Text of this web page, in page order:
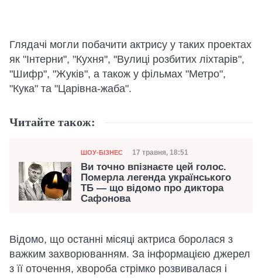
Глядачі могли побачити актрису у таких проектах
як "Інтерни", "Кухня", "Вулиці розбитих ліхтарів",
"Шифр", "Жуків", а також у фільмах "Метро",
"Кука" та "Царівна-жаба".
Читайте також:
Категорія
ШОУ-БІЗНЕС Дата публікації
17 травня, 18:51
Ви точно впізнаєте цей голос.
Померла легенда українського
ТБ — що відомо про диктора
Сафонова
Відомо, що останні місяці актриса боролася з
важким захворюванням. За інформацією джерел
з її оточення, хвороба стрімко розвивалася і